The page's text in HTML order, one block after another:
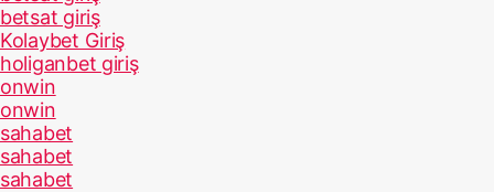
betsat giriş
Kolaybet Giriş
holiganbet giriş
onwin
onwin
sahabet
sahabet
sahabet